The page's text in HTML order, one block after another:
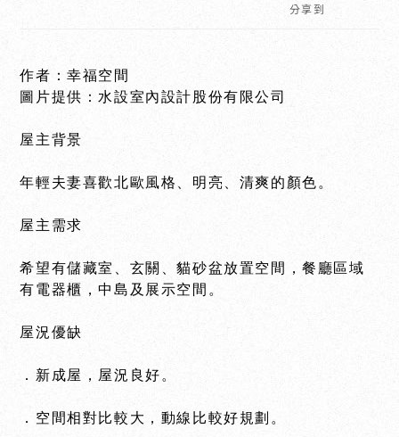
分享到
作者：幸福空間
圖片提供：水設室內設計股份有限公司
屋主背景
年輕夫妻喜歡北歐風格、明亮、清爽的顏色。
屋主需求
希望有儲藏室、玄關、貓砂盆放置空間，餐廳區域
有電器櫃，中島及展示空間。
屋況優缺
．新成屋，屋況良好。
．空間相對比較大，動線比較好規劃。